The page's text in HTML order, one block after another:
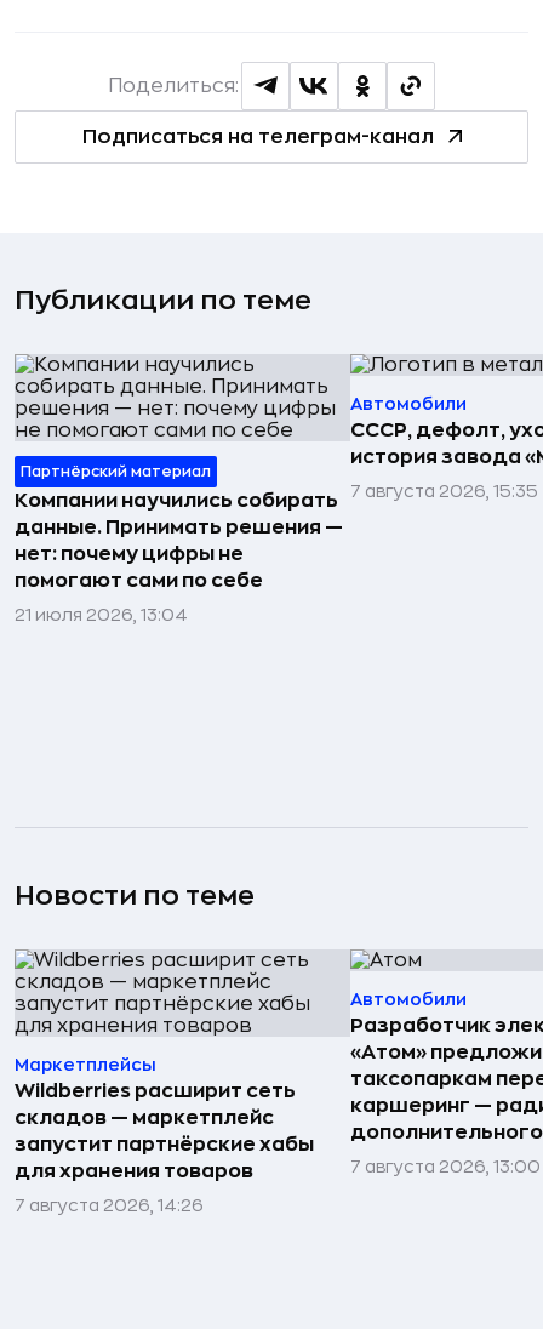
Поделиться:
Подписаться на телеграм-канал
Публикации по теме
Партнёрский материал
Компании научились собирать
данные. Принимать решения —
нет: почему цифры не
помогают сами по себе
21 июля 2026, 13:04
Автомобили
СССР, дефолт,
история завода
7 августа 2026, 15:35
Новости по теме
Маркетплейсы
Wildberries расширит сеть
складов — маркетплейс
запустит партнёрские хабы
для хранения товаров
7 августа 2026, 14:26
Автомобили
Разработчик
«Атом»
таксопаркам
каршеринг —
7 августа 2026, 13:00